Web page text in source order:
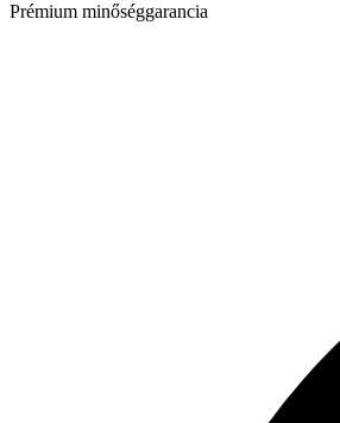
Prémium minőséggarancia